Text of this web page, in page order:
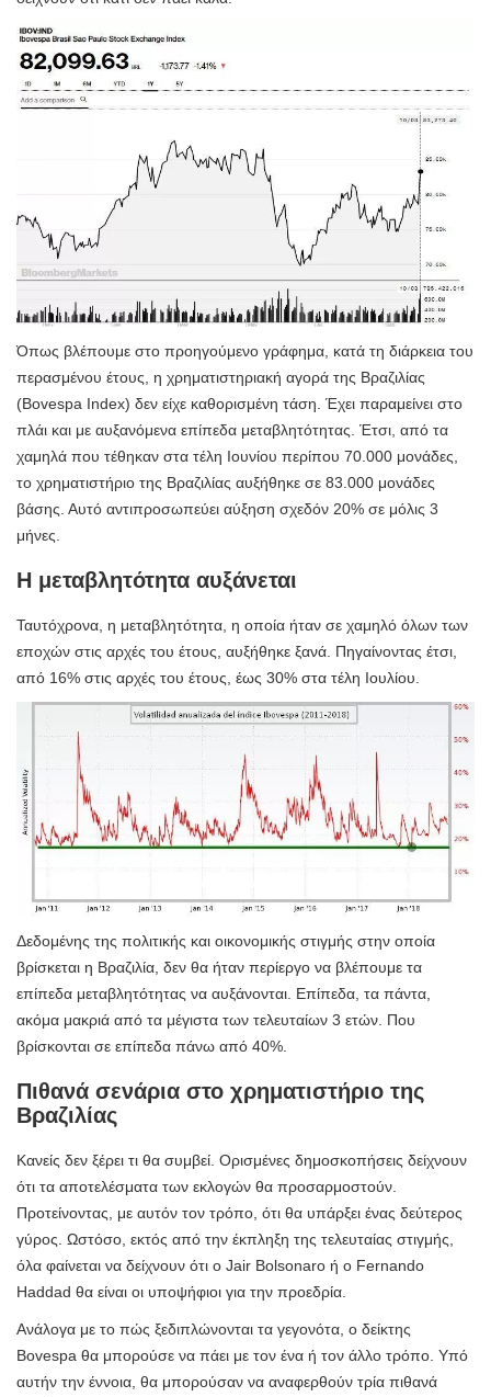
Όπως βλέπουμε στο προηγούμενο γράφημα, κατά τη διάρκεια του
περασμένου έτους, η χρηματιστηριακή αγορά της Βραζιλίας
(Bovespa Index) δεν είχε καθορισμένη τάση. Έχει παραμείνει στο
πλάι και με αυξανόμενα επίπεδα μεταβλητότητας. Έτσι, από τα
χαμηλά που τέθηκαν στα τέλη Ιουνίου περίπου 70.000 μονάδες,
το χρηματιστήριο της Βραζιλίας αυξήθηκε σε 83.000 μονάδες
βάσης. Αυτό αντιπροσωπεύει αύξηση σχεδόν 20% σε μόλις 3
μήνες.
Η μεταβλητότητα αυξάνεται
Ταυτόχρονα, η μεταβλητότητα, η οποία ήταν σε χαμηλό όλων των
εποχών στις αρχές του έτους, αυξήθηκε ξανά. Πηγαίνοντας έτσι,
από 16% στις αρχές του έτους, έως 30% στα τέλη Ιουλίου.
Δεδομένης της πολιτικής και οικονομικής στιγμής στην οποία
βρίσκεται η Βραζιλία, δεν θα ήταν περίεργο να βλέπουμε τα
επίπεδα μεταβλητότητας να αυξάνονται. Επίπεδα, τα πάντα,
ακόμα μακριά από τα μέγιστα των τελευταίων 3 ετών. Που
βρίσκονται σε επίπεδα πάνω από 40%.
Πιθανά σενάρια στο χρηματιστήριο της
Βραζιλίας
Κανείς δεν ξέρει τι θα συμβεί. Ορισμένες δημοσκοπήσεις δείχνουν
ότι τα αποτελέσματα των εκλογών θα προσαρμοστούν.
Προτείνοντας, με αυτόν τον τρόπο, ότι θα υπάρξει ένας δεύτερος
γύρος. Ωστόσο, εκτός από την έκπληξη της τελευταίας στιγμής,
όλα φαίνεται να δείχνουν ότι ο Jair Bolsonaro ή ο Fernando
Haddad θα είναι οι υποψήφιοι για την προεδρία.
Ανάλογα με το πώς ξεδιπλώνονται τα γεγονότα, ο δείκτης
Bovespa θα μπορούσε να πάει με τον ένα ή τον άλλο τρόπο. Υπό
αυτήν την έννοια, θα μπορούσαν να αναφερθούν τρία πιθανά